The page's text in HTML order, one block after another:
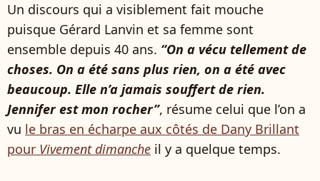
Un discours qui a visiblement fait mouche
puisque Gérard Lanvin et sa femme sont
ensemble depuis 40 ans. “On a vécu tellement de
choses. On a été sans plus rien, on a été avec
beaucoup. Elle n’a jamais souffert de rien.
Jennifer est mon rocher”, résume celui que l’on a
vu le bras en écharpe aux côtés de Dany Brillant
pour Vivement dimanche il y a quelque temps.